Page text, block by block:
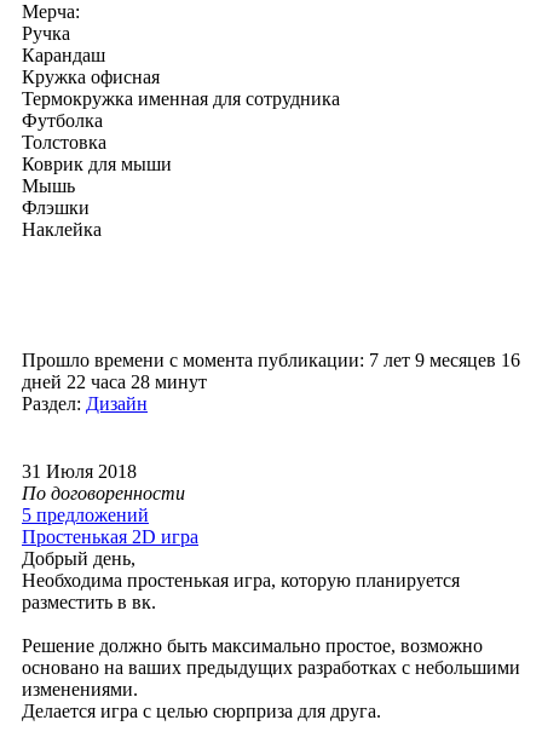
Мерча:
Ручка
Карандаш
Кружка офисная
Термокружка именная для сотрудника
Футболка
Толстовка
Коврик для мыши
Мышь
Флэшки
Наклейка
Прошло времени с момента публикации: 7 лет 9 месяцев 16
дней 22 часа 28 минут
Раздел: Дизайн
31 Июля 2018
По договоренности
5 предложений
Простенькая 2D игра
Добрый день,
Необходима простенькая игра, которую планируется
разместить в вк.
Решение должно быть максимально простое, возможно
основано на ваших предыдущих разработках с небольшими
изменениями.
Делается игра с целью сюрприза для друга.